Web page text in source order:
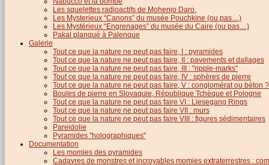
Les squelettes radioactifs de Mohenjo Daro.
Les Mysterieux “Canons” du musée Pouchkine (ou pas....)
Les Mystérieux “Engrenages” du musée du Caire (ou pas....)
Pakal planqué à Palenque
Galerie
Tout ce que la nature ne peut pas faire, I : pyramides
Tout ce que la nature ne peut pas faire, II : pavements et dallages
Tout ce que la nature ne peut pas faire, III : "ripple-marks"
Tout ce que la nature ne peut pas faire, IV : sphères de pierre
Tout ce que la nature ne peut pas faire, V : conglomérat ou béton ?
Boules de pierre en Slovaquie, République Tchèque et Pologne
Tout ce que la nature ne peut pas faire VI : Liesegang Rings
Tout ce que la nature ne peut pas faire VII : murs
Tout ce que la nature ne peut pas faire VIII : figures sédimentaires
Pareidolie
Pyramides "holographiques"
Documentation
Les momies des pyramides
Cadavres de monstres et incroyables momies extraterrestres :